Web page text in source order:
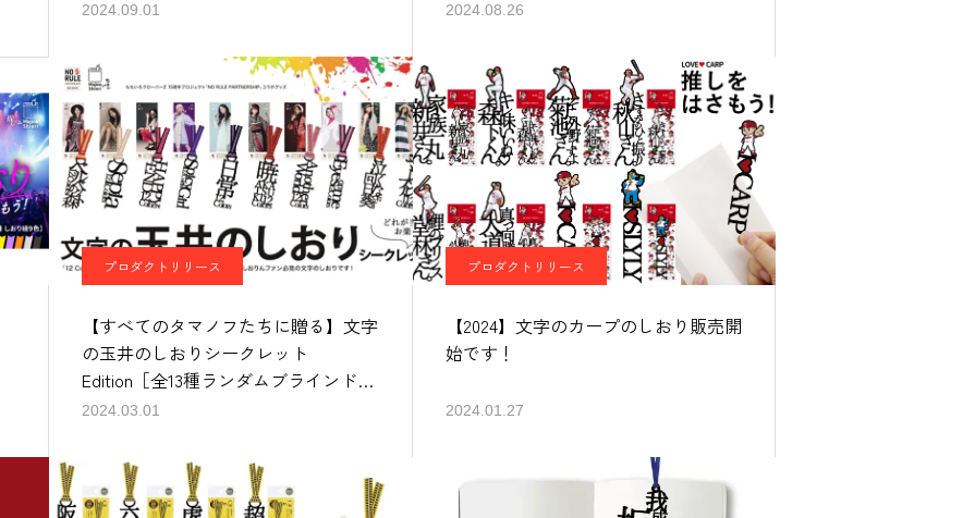
2024.09.01 2024.08.26
プロダクトリリース
【すべてのタマノフたちに贈る】文字
の玉井のしおりシークレット
Edition［全13種ランダムブラインドパ
ッケージ］
2024.03.01
プロダクトリリース
【2024】文字のカープのしおり販売開
始です！
2024.01.27